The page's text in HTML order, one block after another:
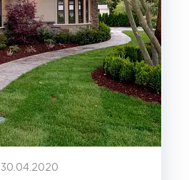
30.04.2020